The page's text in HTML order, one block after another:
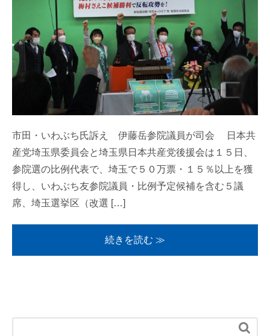
市田・いわぶち氏訴え 伊藤岳参院議員が司会 日本共
産党埼玉県委員会と埼玉県日本共産党後援会は１５日、
参院選の比例代表で、埼玉で５０万票・１５％以上を獲
得し、いわぶち友参院議員・比例予定候補を含む５議
席、埼玉選挙区（改選 […]
続きを読む ≫
